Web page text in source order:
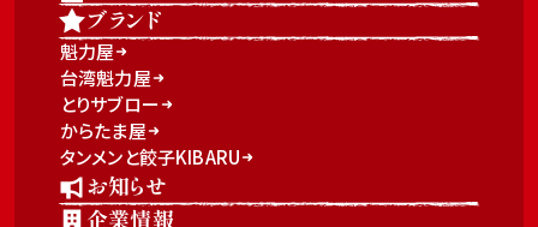
ブランド
魁力屋
台湾魁力屋
とりサブロー
からたま屋
タンメンと餃子KIBARU
お知らせ
企業情報